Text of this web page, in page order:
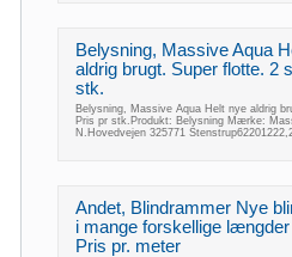
Belysning, Massive Aqua
aldrig brugt. Super flotte. 2
stk.
Belysning, Massive Aqua Helt nye aldrig
Pris pr stk.Produkt: Belysning Mærke:
N.Hovedvejen 325771
Andet, Blindrammer Nye
i mange forskellige
Pris pr. meter